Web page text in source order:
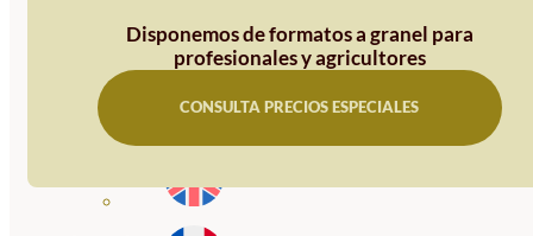
Disponemos de formatos a granel para
profesionales y agricultores
CONSULTA PRECIOS ESPECIALES